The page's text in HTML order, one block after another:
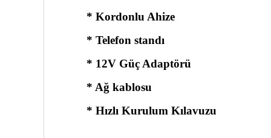
* Kordonlu Ahize
* Telefon standı
* 12V Güç Adaptörü
* Ağ kablosu
* Hızlı Kurulum Kılavuzu